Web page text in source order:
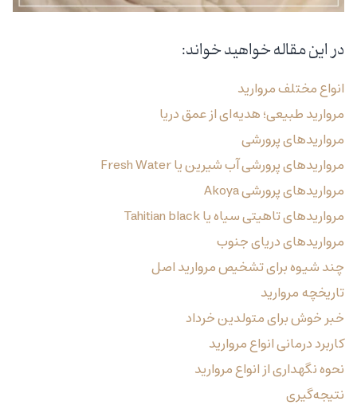
در این مقاله خواهید خواند:
انواع مختلف مروارید
مروارید‌ طبیعی؛ هدیه‌ای از عمق دریا
مرواریدهای پرورشی
مرواریدهای پرورشی آب شیرین یا Fresh Water
مرواریدهای پرورشی Akoya
مرواریدهای تاهیتی سیاه یا Tahitian black
مرواریدهای دریای جنوب
چند شیوه برای تشخیص مروارید اصل
تاریخچه مروارید
خبر خوش برای متولدین خرداد
کاربرد درمانی انواع مروارید
نحوه نگهداری از انواع مروارید
نتیجه‌گیری